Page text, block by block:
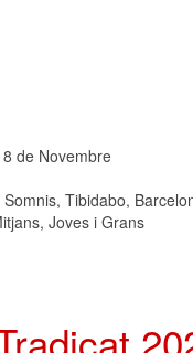
de Novembre
Somnis, Tibidabo,
Joves i Grans